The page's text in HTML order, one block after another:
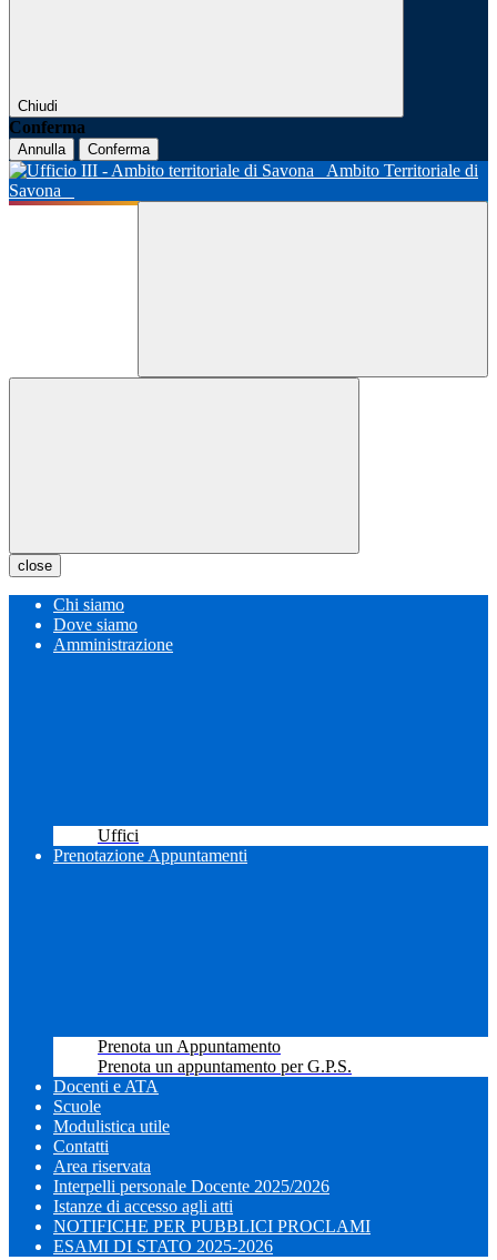
Chiudi
Conferma
Annulla Conferma
Ambito Territoriale di
Savona
close
Chi siamo
Dove siamo
Amministrazione
Uffici
Prenotazione Appuntamenti
Prenota un Appuntamento
Prenota un appuntamento per G.P.S.
Docenti e ATA
Scuole
Modulistica utile
Contatti
Area riservata
Interpelli personale Docente 2025/2026
Istanze di accesso agli atti
NOTIFICHE PER PUBBLICI PROCLAMI
ESAMI DI STATO 2025-2026